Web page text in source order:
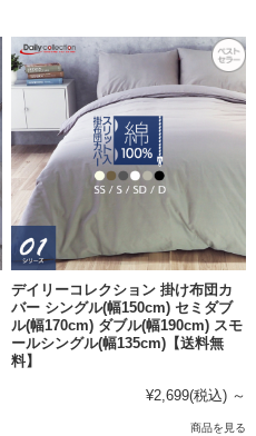
デイリーコレクション 掛け布団カ
バー シングル(幅150cm) セミダブ
ル(幅170cm) ダブル(幅190cm) スモ
ールシングル(幅135cm)【送料無
料】
¥2,699(税込) ～
商品を見る